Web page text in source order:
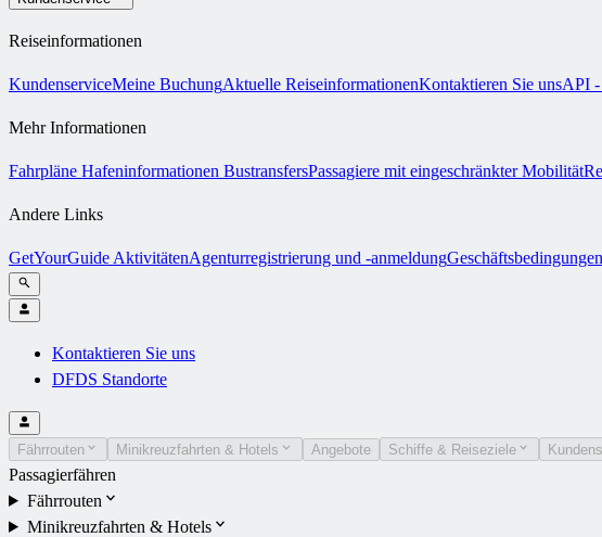
Reiseinformationen
KundenserviceMeine BuchungAktuelle ReiseinformationenKontaktieren Sie unsAPI -
Mehr Informationen
Fahrpläne Hafeninformationen BustransfersPassagiere mit eingeschränkter Mobilität
Andere Links
GetYourGuide AktivitätenAgenturregistrierung und -anmeldungGeschäftsbedingungen
Kontaktieren Sie uns
DFDS Standorte
Fährrouten Minikreuzfahrten & Hotels Angebote Schiffe & Reiseziele
Passagierfähren
Fährrouten
Minikreuzfahrten & Hotels